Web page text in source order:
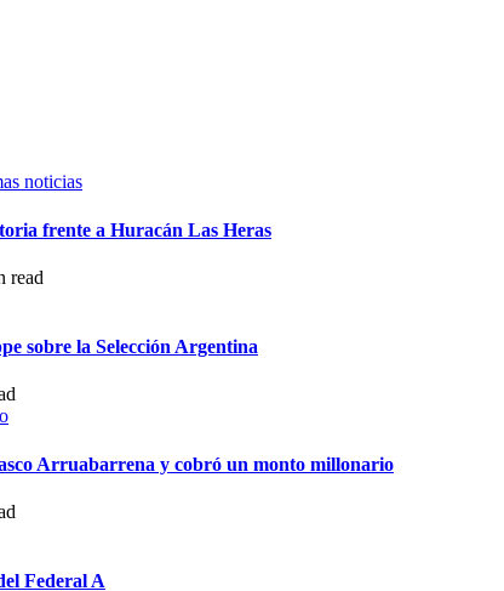
noticias
frente a Huracán Las Heras
read
sobre la Selección Argentina
Arruabarrena y cobró un monto millonario
Federal A